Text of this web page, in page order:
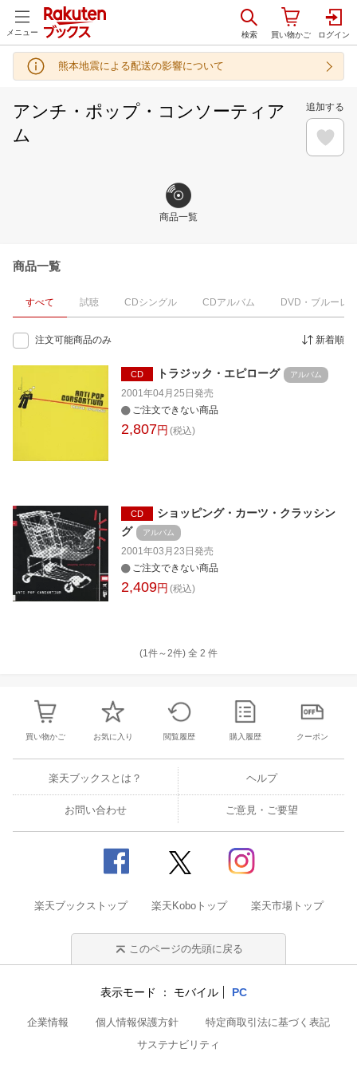
メニュー
熊本地震による配送の影響について
アンチ・ポップ・コンソーティア
ム
追加する
商品一覧
商品一覧
すべて 試聴 CDシングル CDアルバム DVD・ブルーレ
注文可能商品のみ 新着順
CD トラジック・エピローグ アルバム
2001年04月25日 発売
ご注文できない商品
2,807円 (税込)
CD
ショッピング・カーツ・クラッシン
グ
アルバム
2001年03月23日 発売
ご注文できない商品
2,409円 (税込)
(1件～2件) 全 2 件
買い物かご お気に入り 閲覧履歴 購入履歴 クーポン
楽天ブックスとは？ ヘルプ
お問い合わせ ご意見・ご要望
楽天ブックストップ 楽天Koboトップ 楽天市場トップ
このページの先頭に戻る
表示モード モバイル PC
企業情報 個人情報保護方針
特定商取引法に基づく表記
サステナビリティ